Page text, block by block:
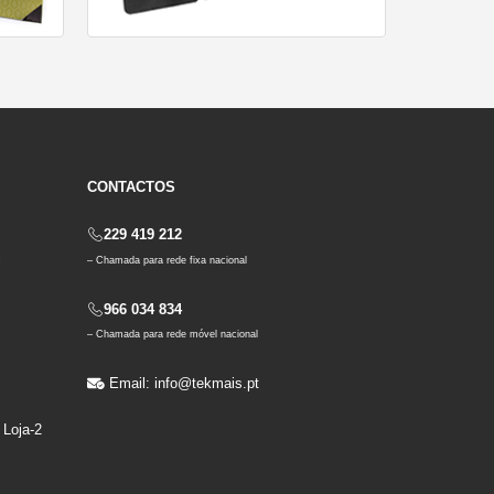
2
CONTACTOS
229 419 212
– Chamada para rede fixa nacional
966 034 834
– Chamada para rede móvel nacional
Email: info@tekmais.pt